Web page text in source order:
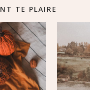
TE PLAIRE